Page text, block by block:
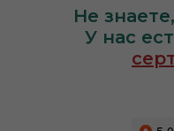
Не
У нас